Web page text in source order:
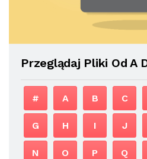
Przeglądaj Pliki Od A
# A B C
G H I J
N O P Q